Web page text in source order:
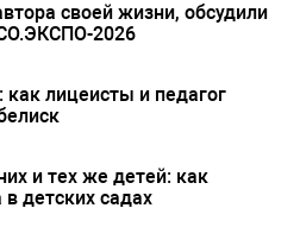
своей жизни, обсудили
2026
лицеисты и педагог
и тех же детей: как
в детских садах